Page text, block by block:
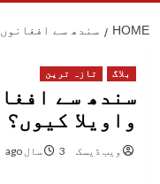
HOME سندھ سے
بلاگ تازہ ترین
سندھ سے
واویلا کیوں؟
ویب ڈیسک 3 سال ago